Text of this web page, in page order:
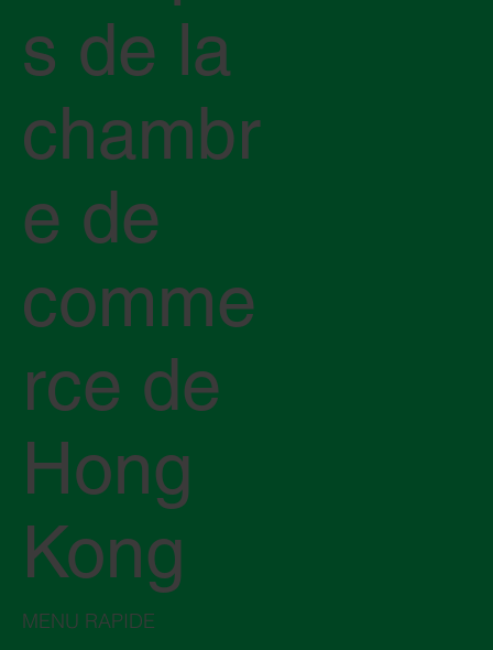
s de la
chambr
e de
comme
rce de
Hong
Kong
MENU RAPIDE